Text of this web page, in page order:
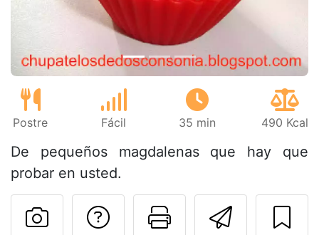
Postre Fácil 35 min 490 Kcal
De pequeños magdalenas que hay que
probar en usted.
Imprimir
Preguntar al autor